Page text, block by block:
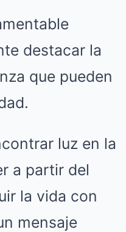
destacar la
que pueden
luz en la
a partir del
la vida con
mensaje